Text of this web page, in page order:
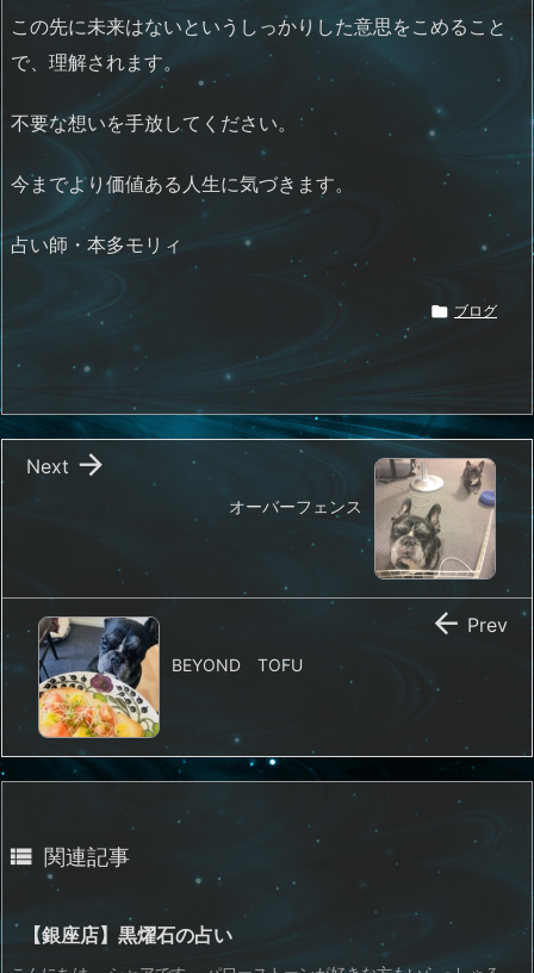
この先に未来はないというしっかりした意思をこめること
で、理解されます。
不要な想いを手放してください。
今までより価値ある人生に気づきます。
占い師・本多モリィ
 ブログ
オーバーフェンス

Next
BEYOND TOFU
 Prev
 関連記事
【銀座店】黒燿石の占い